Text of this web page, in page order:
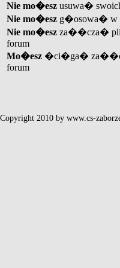
Nie mo�esz usuwa�
Nie mo�esz g�osowa� w
Nie mo�esz za��cza�
forum
Mo�esz �ci�ga�
forum
Copyright 2010 by www.cs-